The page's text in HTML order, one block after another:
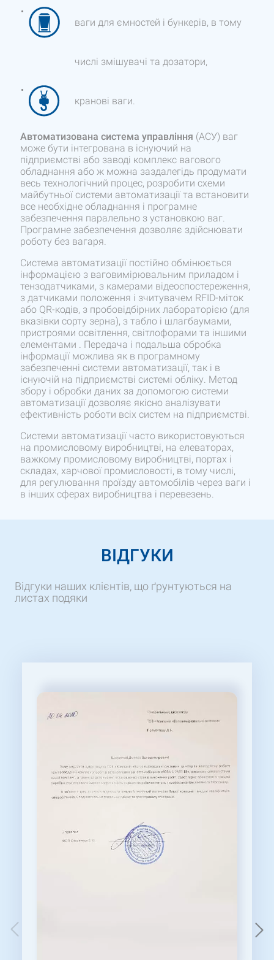
ваги для ємностей і бункерів, в тому
числі змішувачі та дозатори,
кранові ваги.
Автоматизована система управління (АСУ) ваг
може бути інтегрована в існуючий на
підприємстві або заводі комплекс вагового
обладнання або ж можна заздалегідь продумати
весь технологічний процес, розробити схеми
майбутньої системи автоматизації та встановити
все необхідне обладнання і програмне
забезпечення паралельно з установкою ваг.
Програмне забезпечення дозволяє здійснювати
роботу без вагаря.
Система автоматизації постійно обмінюється
інформацією з ваговимірювальним приладом і
тензодатчиками, з камерами відеоспостереження,
з датчиками положення і зчитувачем RFID-міток
або QR-кодів, з пробовідбірних лабораторією (для
вказівки сорту зерна), з табло і шлагбаумами,
пристроями освітлення, світлофорами та іншими
елементами . Передача і подальша обробка
інформації можлива як в програмному
забезпеченні системи автоматизації, так і в
існуючій на підприємстві системі обліку. Метод
збору і обробки даних за допомогою системи
автоматизації дозволяє якісно аналізувати
ефективність роботи всіх систем на підприємстві.
Системи автоматизації часто використовуються
на промисловому виробництві, на елеваторах,
важкому промисловому виробництві, портах і
складах, харчової промисловості, в тому числі,
для регулювання проїзду автомобілів через ваги і
в інших сферах виробництва і перевезень.
ВІДГУКИ
Відгуки наших клієнтів, що ґрунтуються на
листах подяки